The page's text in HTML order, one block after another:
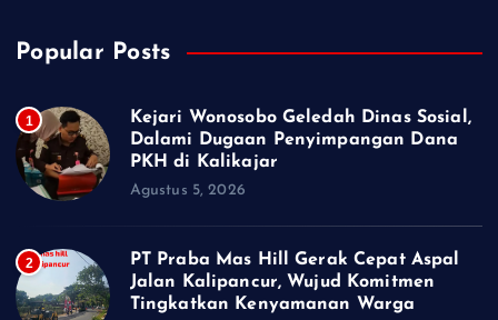
Popular Posts
1
Kejari Wonosobo Geledah Dinas Sosial,
Dalami Dugaan Penyimpangan Dana
PKH di Kalikajar
Agustus 5, 2026
2
PT Praba Mas Hill Gerak Cepat Aspal
Jalan Kalipancur, Wujud Komitmen
Tingkatkan Kenyamanan Warga